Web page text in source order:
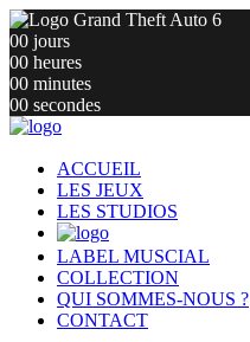
00 jours
00 heures
00 minutes
00 secondes
ACCUEIL
LES JEUX
LES STUDIOS
LABEL MUSCIAL
COLLECTION
QUI SOMMES-NOUS ?
CONTACT